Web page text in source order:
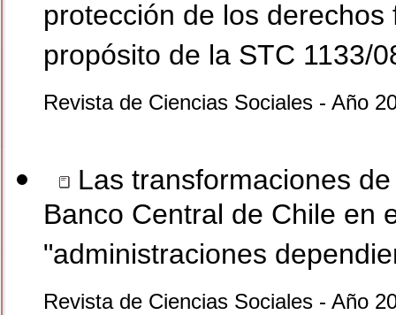
protección de los
propósito de la STC 1133/
Revista de Ciencias Sociales - Año
Las transformaciones
Banco Central de Chile en
"administraciones
Revista de Ciencias Sociales - Año